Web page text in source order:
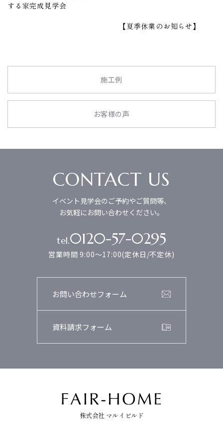
する家完成見学会
【夏季休業のお知らせ】
施工例
お客様の声
CONTACT US
イベント見学会のご予約やご質問等、
お気軽にお問い合わせください。
tel.0120-57-0295
営業時間 9:00～17:00(定休日/不定休)
お問い合わせフォーム
資料請求フォーム
株式会社 マルイビルド